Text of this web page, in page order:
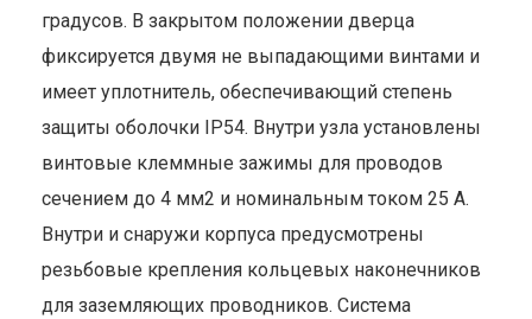
градусов. В закрытом положении дверца
фиксируется двумя не выпадающими винтами и
имеет уплотнитель, обеспечивающий степень
защиты оболочки IP54. Внутри узла установлены
винтовые клеммные зажимы для проводов
сечением до 4 мм2 и номинальным током 25 А.
Внутри и снаружи корпуса предусмотрены
резьбовые крепления кольцевых наконечников
для заземляющих проводников. Система